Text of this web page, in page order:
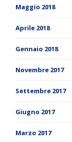
Maggio 2018
Aprile 2018
Gennaio 2018
Novembre 2017
Settembre 2017
Giugno 2017
Marzo 2017